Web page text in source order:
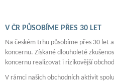
V ČR PŮSOBÍME PŘES 30 LET
Na českém trhu působíme přes 30 let
koncernu. Získané dlouholeté
koncernu realizovat i rizikovější
V rámci našich obchodních aktivit